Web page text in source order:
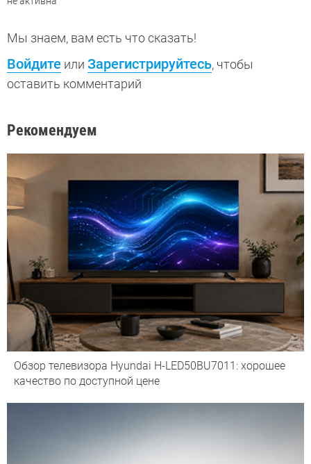
Мы знаем, вам есть что сказать!
Войдите или Зарегистрируйтесь, чтобы
оставить комментарий
Рекомендуем
Обзор телевизора Hyundai H-LED50BU7011: хорошее
качество по доступной цене